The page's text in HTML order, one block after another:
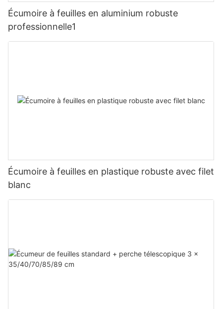
Écumoire à feuilles en aluminium robuste
professionnelle1
Écumoire à feuilles en plastique robuste avec filet
blanc